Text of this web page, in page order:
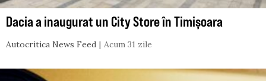
Dacia a inaugurat un City Store în Timișoara
Autocritica News Feed Acum 31 zile